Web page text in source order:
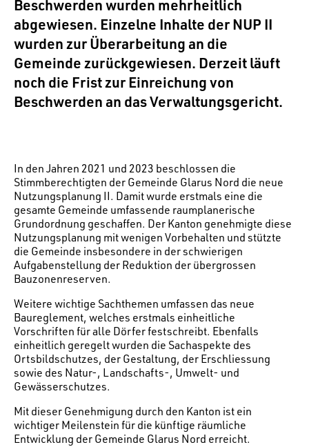
Beschwerden wurden mehrheitlich
abgewiesen. Einzelne Inhalte der NUP II
wurden zur Überarbeitung an die
Gemeinde zurückgewiesen. Derzeit läuft
noch die Frist zur Einreichung von
Beschwerden an das Verwaltungsgericht.
In den Jahren 2021 und 2023 beschlossen die
Stimmberechtigten der Gemeinde Glarus Nord die neue
Nutzungsplanung II. Damit wurde erstmals eine die
gesamte Gemeinde umfassende raumplanerische
Grundordnung geschaffen. Der Kanton genehmigte diese
Nutzungsplanung mit wenigen Vorbehalten und stützte
die Gemeinde insbesondere in der schwierigen
Aufgabenstellung der Reduktion der übergrossen
Bauzonenreserven.
Weitere wichtige Sachthemen umfassen das neue
Baureglement, welches erstmals einheitliche
Vorschriften für alle Dörfer festschreibt. Ebenfalls
einheitlich geregelt wurden die Sachaspekte des
Ortsbildschutzes, der Gestaltung, der Erschliessung
sowie des Natur-, Landschafts-, Umwelt- und
Gewässerschutzes.
Mit dieser Genehmigung durch den Kanton ist ein
wichtiger Meilenstein für die künftige räumliche
Entwicklung der Gemeinde Glarus Nord erreicht.